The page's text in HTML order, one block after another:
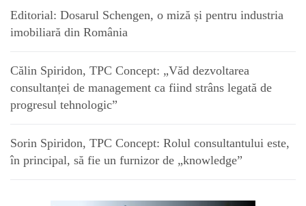
Editorial: Dosarul Schengen, o miză și pentru industria
imobiliară din România
Călin Spiridon, TPC Concept: „Văd dezvoltarea
consultanței de management ca fiind strâns legată de
progresul tehnologic”
Sorin Spiridon, TPC Concept: Rolul consultantului este,
în principal, să fie un furnizor de „knowledge”